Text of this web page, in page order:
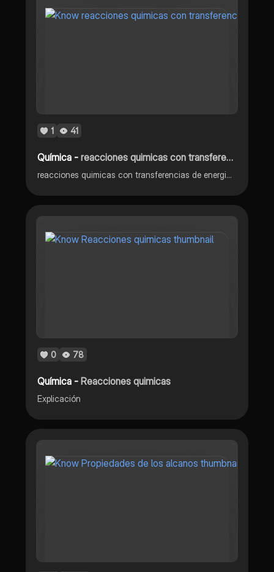
1 41
Química -reacciones quimicas con transferencias de energia
reacciones quimicas con transferencias de energia (graficas)
0 78
Química -Reacciones quimicas
Explicación